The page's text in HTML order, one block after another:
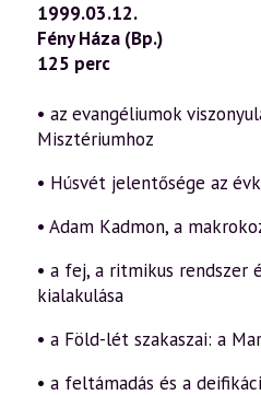
1999.03.12.
Fény Háza (Bp.)
125 perc
• az evangéliumok
Misztériumhoz
• Húsvét jelentősége az
• Adam Kadmon, a
• a fej, a ritmikus rendszer
kialakulása
• a Föld-lét szakaszai: a
• a feltámadás és a